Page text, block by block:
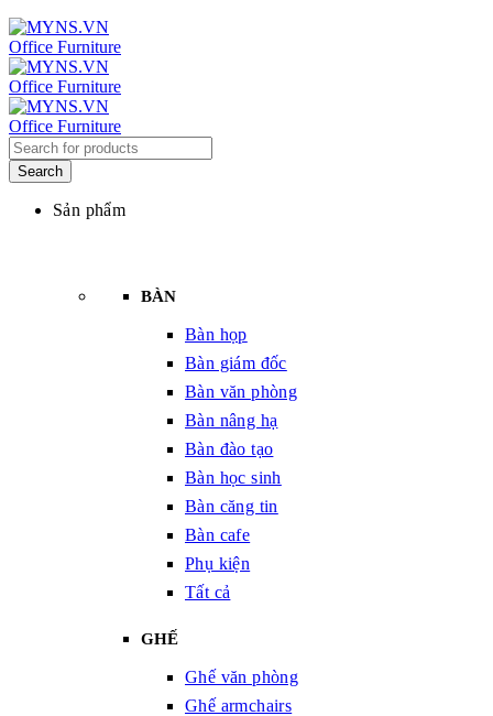
Sản phẩm
BÀN
Bàn họp
Bàn giám đốc
Bàn văn phòng
Bàn nâng hạ
Bàn đào tạo
Bàn học sinh
Bàn căng tin
Bàn cafe
Phụ kiện
Tất cả
GHẾ
Ghế văn phòng
Ghế armchairs